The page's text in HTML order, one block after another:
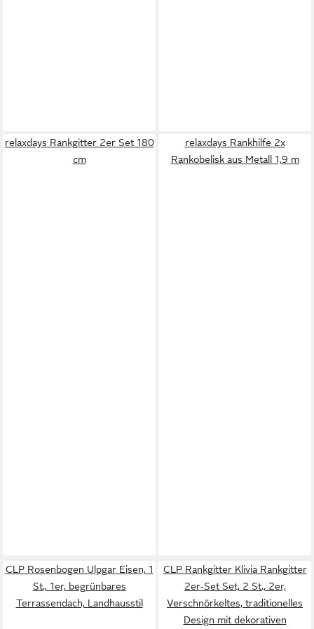
relaxdays Rankgitter 2er Set 180
cm
relaxdays Rankhilfe 2x
Rankobelisk aus Metall 1,9 m
CLP Rosenbogen Ulpgar Eisen, 1
St., 1er, begrünbares
Terrassendach, Landhausstil
CLP Rankgitter Klivia Rankgitter
2er‑Set Set, 2 St., 2er,
Verschnörkeltes, traditionelles
Design mit dekorativen